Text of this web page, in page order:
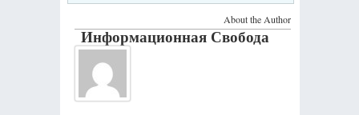
About the Author
Информационная Свобода